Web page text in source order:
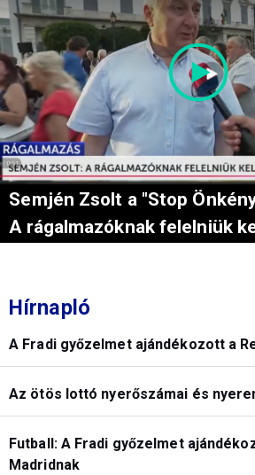
Semjén Zsolt a "Stop
A rágalmazóknak felelniük
Hírnapló
A Fradi győzelmet ajándékozott a
Az ötös lottó nyerőszámai és
Futball: A Fradi győzelmet
Madridnak